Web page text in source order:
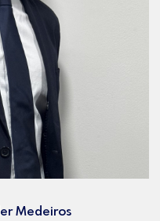
Medeiros